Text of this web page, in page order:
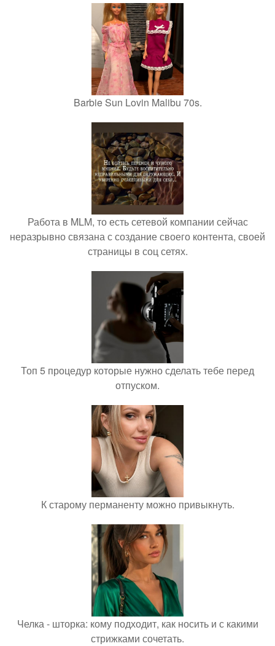
Barbie Sun Lovin Malibu 70s.
Работа в MLM, то есть сетевой компании сейчас
неразрывно связана с создание своего контента, своей
страницы в соц сетях.
Топ 5 процедур которые нужно сделать тебе перед
отпуском.
К старому перманенту можно привыкнуть.
Челка - шторка: кому подходит, как носить и с какими
стрижками сочетать.